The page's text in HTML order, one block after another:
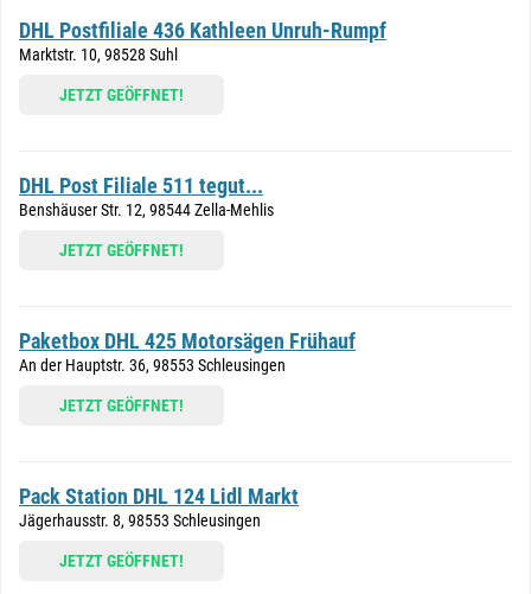
DHL Postfiliale 436 Kathleen Unruh-Rumpf
Marktstr. 10, 98528 Suhl
JETZT GEÖFFNET!
DHL Post Filiale 511 tegut...
Benshäuser Str. 12, 98544 Zella-Mehlis
JETZT GEÖFFNET!
Paketbox DHL 425 Motorsägen Frühauf
An der Hauptstr. 36, 98553 Schleusingen
JETZT GEÖFFNET!
Pack Station DHL 124 Lidl Markt
Jägerhausstr. 8, 98553 Schleusingen
JETZT GEÖFFNET!